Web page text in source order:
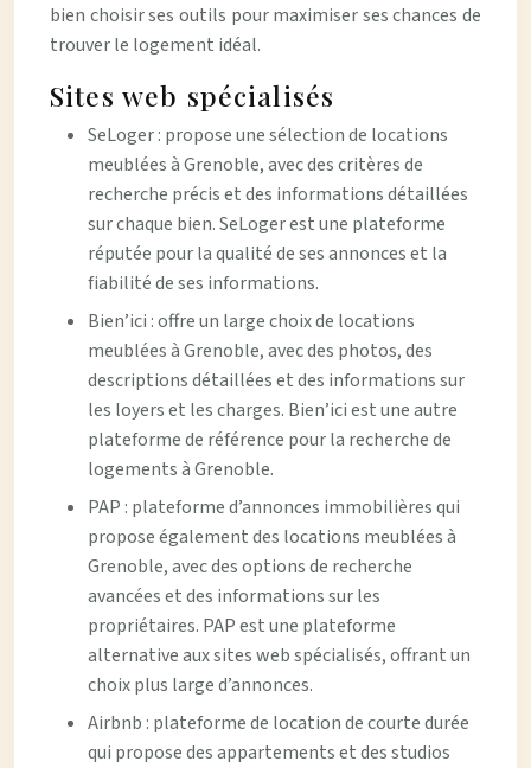
bien choisir ses outils pour maximiser ses chances de
trouver le logement idéal.
Sites web spécialisés
SeLoger : propose une sélection de locations
meublées à Grenoble, avec des critères de
recherche précis et des informations détaillées
sur chaque bien. SeLoger est une plateforme
réputée pour la qualité de ses annonces et la
fiabilité de ses informations.
Bien’ici : offre un large choix de locations
meublées à Grenoble, avec des photos, des
descriptions détaillées et des informations sur
les loyers et les charges. Bien’ici est une autre
plateforme de référence pour la recherche de
logements à Grenoble.
PAP : plateforme d’annonces immobilières qui
propose également des locations meublées à
Grenoble, avec des options de recherche
avancées et des informations sur les
propriétaires. PAP est une plateforme
alternative aux sites web spécialisés, offrant un
choix plus large d’annonces.
Airbnb : plateforme de location de courte durée
qui propose des appartements et des studios